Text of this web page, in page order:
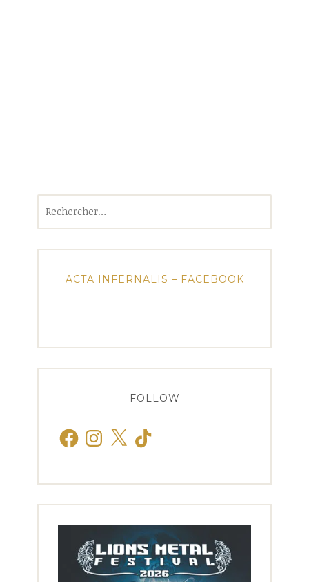
ACTA INFERNALIS – FACEBOOK
FOLLOW
FacebookInstagram
X TikTok